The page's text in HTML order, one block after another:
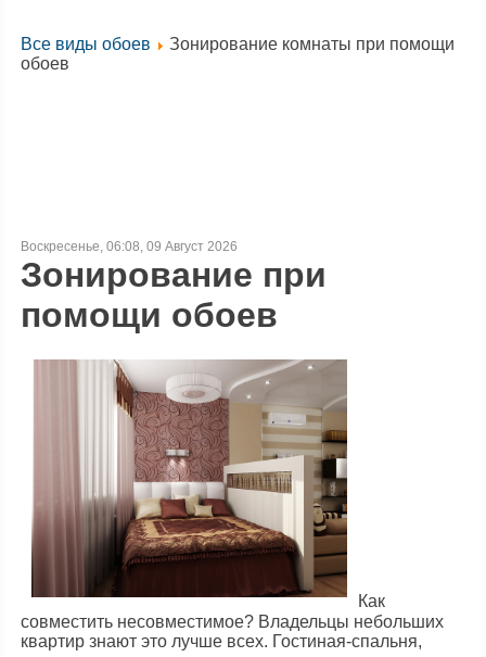
Все виды обоев
Зонирование комнаты при помощи
обоев
Воскресенье, 06:08, 09 Август 2026
Зонирование при
помощи обоев
Как
совместить несовместимое? Владельцы небольших
квартир знают это лучше всех. Гостиная-спальня,